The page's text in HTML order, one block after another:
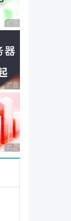
广告 商业广告，理性
广告 商业广告，理性
广告 商业广告，理性